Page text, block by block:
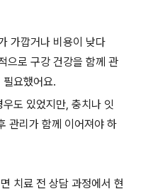
가깝거나 비용이 낮다
으로 구강 건강을 함께 관
요했어요.
도 있었지만, 충치나 잇
관리가 함께 이어져야 하
치료 전 상담 과정에서 현